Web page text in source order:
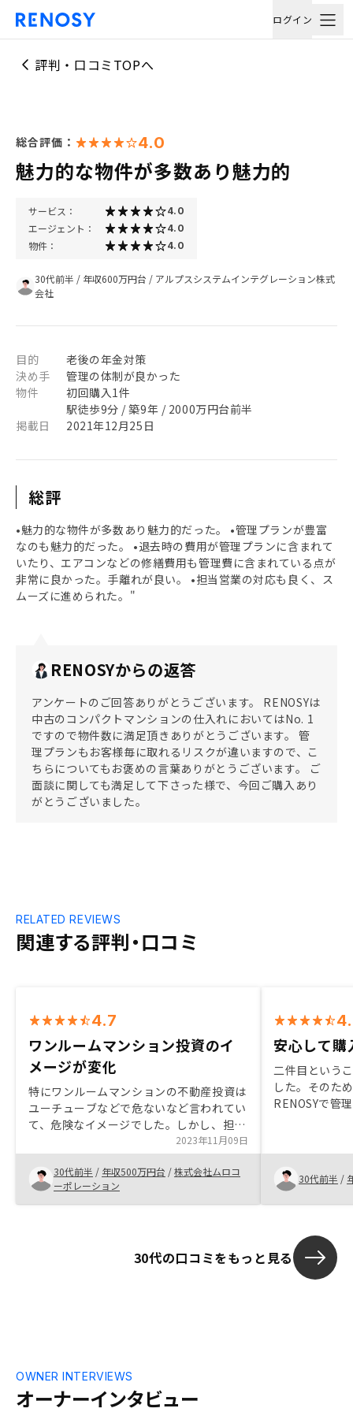
ログイン
評判・口コミTOPへ
総合評価： 4.0
魅力的な物件が多数あり魅力的
サービス： 4.0
エージェント： 4.0
物件： 4.0
30代前半 / 年収600万円台 / アルプスシステムインテグレーション株式
会社
目的
老後の年金対策
決め手
管理の体制が良かった
物件
初回購入1件
駅徒歩9分 / 築9年 / 2000万円台前半
掲載日
2021年12月25日
総評
•魅力的な物件が多数あり魅力的だった。 •管理プランが豊富
なのも魅力的だった。 •退去時の費用が管理プランに含まれて
いたり、エアコンなどの修繕費用も管理費に含まれている点が
非常に良かった。手離れが良い。 •担当営業の対応も良く、ス
ムーズに進められた。"
RENOSYからの返答
アンケートのご回答ありがとうございます。 RENOSYは
中古のコンパクトマンションの仕入れにおいてはNo. 1
ですので物件数に満足頂きありがとうございます。 管
理プランもお客様毎に取れるリスクが違いますので、こ
ちらについてもお褒めの言葉ありがとうございます。 ご
面談に関しても満足して下さった様で、今回ご購入あり
がとうございました。
関連する評判・口コミ
RELATED REVIEWS
4.7
ワンルームマンション投資のイ
メージが変化
特にワンルームマンションの不動産投資は
ユーチューブなどで危ないなど言われてい
て、危険なイメージでした。しかし、担当
者様とお話する中で、リスクとリターンの
説明があり、安心して始めることができま
した。 わからないことがあれば、すぐに
聞けますし、アプリで物件情報の確認でき
ますので、満足しています。
2023年11月09日
30代前半 / 年収500万円台 /株式会社ムロコ
ーポレーション
安心して購
二件目という
した。そのた
RENOSYで管
たと感じまし
30代前半 /
30代の口コミをもっと見る
オーナーインタビュー
OWNER INTERVIEWS